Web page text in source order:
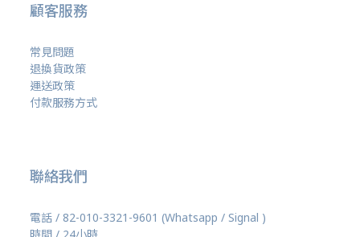
顧客服務
常見問題
退換貨政策
運送政策
付款服務方式
聯絡我們
電話 / 82-010-3321-9601 (Whatsapp / Signal )